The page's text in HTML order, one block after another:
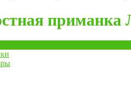
приманка